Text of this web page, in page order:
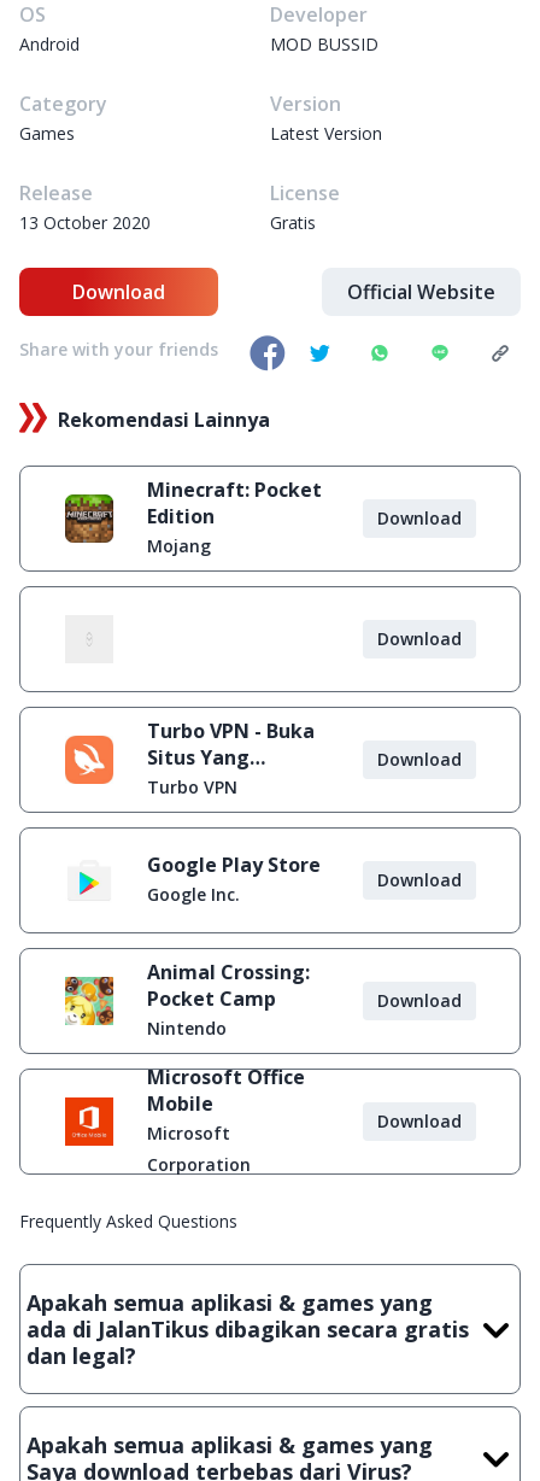
OS
Android
Developer
MOD BUSSID
Category
Games
Version
Latest Version
Release
13 October 2020
License
Gratis
Download Official Website
Share with your friends
Rekomendasi Lainnya
Minecraft: Pocket
Edition
Mojang
Download
Download
Turbo VPN - Buka
Situs Yang
Diblokir
Turbo VPN
Download
Google Play Store
Google Inc.
Download
Animal Crossing:
Pocket Camp
Nintendo
Download
Microsoft Office
Mobile
Microsoft
Corporation
Download
Frequently Asked Questions
Apakah semua aplikasi & games yang
ada di JalanTikus dibagikan secara gratis
dan legal?
Ya, JalanTikus hanya membagikan aplikasi & games yang
crack, patch atau semacamnya.
Apakah semua aplikasi & games yang
Saya download terbebas dari Virus?